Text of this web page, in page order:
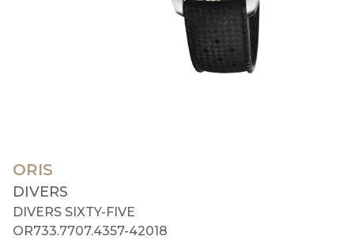
ORIS
DIVERS
DIVERS SIXTY-FIVE
OR733.7707.4357-42018